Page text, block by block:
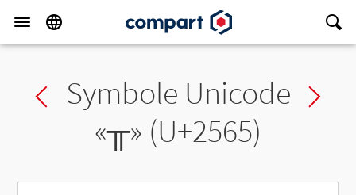
Previous char
Symbole Unicode
«╥» (U+2565)